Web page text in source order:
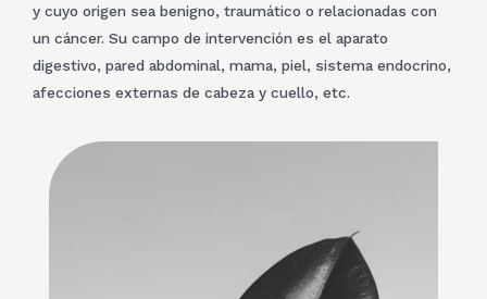
y cuyo origen sea benigno, traumático o relacionadas con
un cáncer. Su campo de intervención es el aparato
digestivo, pared abdominal, mama, piel, sistema endocrino,
afecciones externas de cabeza y cuello, etc.